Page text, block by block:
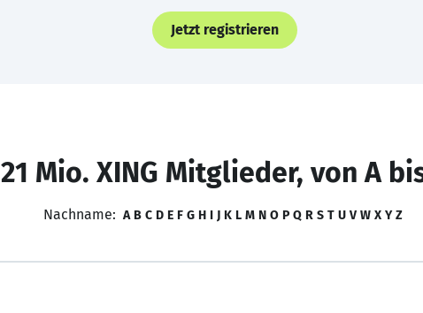
Jetzt registrieren
21 Mio. XING Mitglieder, von A
Nachname: A B C D E F G H I J K L M N O P Q R S T U V W X Y Z